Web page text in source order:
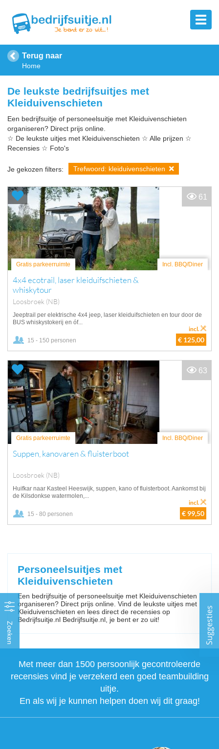
Terug naar
Home
Zoeken
De leukste bedrijfsuitjes met
Kleiduivenschieten
Een bedrijfsuitje of personeelsuitje met Kleiduivenschieten
organiseren? Direct prijs online.
☆ De leukste uitjes met Kleiduivenschieten ☆ Alle prijzen ☆
Recensies ☆ Foto's
Je gekozen filters: Trefwoord: kleiduivenschieten
Gratis parkeerruimte Incl. BBQ/Diner
4x4 ecotrail, laser kleiduifschieten &
whiskytour
Loosbroek (NB)
Jeeptrail per elektrische 4x4 jeep, laser kleiduifschieten en tour door de
BUS whiskystokerij en óf...
15 - 150 personen € 125,00
incl.
61
Gratis parkeerruimte Incl. BBQ/Diner
Suppen, kanovaren & fluisterboot
Loosbroek (NB)
Huifkar naar Kasteel Heeswijk, suppen, kano of fluisterboot. Aankomst bij
de Kilsdonkse watermolen,...
15 - 80 personen € 99,50
incl.
63
Personeelsuitjes met
Kleiduivenschieten
Een bedrijfsuitje of personeelsuitje met Kleiduivenschieten
organiseren? Direct prijs online. Vind de leukste uitjes met
Kleiduivenschieten en lees direct de recensies op
Bedrijfsuitje.nl Bedrijfsuitje.nl, je bent er zo uit!
Met meer dan 1500 persoonlijk gecontroleerde
recensies vind je verzekerd een goed teambuilding
uitje.
En als wij je kunnen helpen doen wij dit graag!
Suggesties